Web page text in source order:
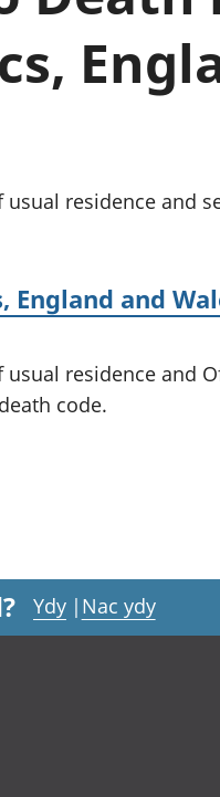
residence and
and
residence and
code.
Ydy | Nac ydy